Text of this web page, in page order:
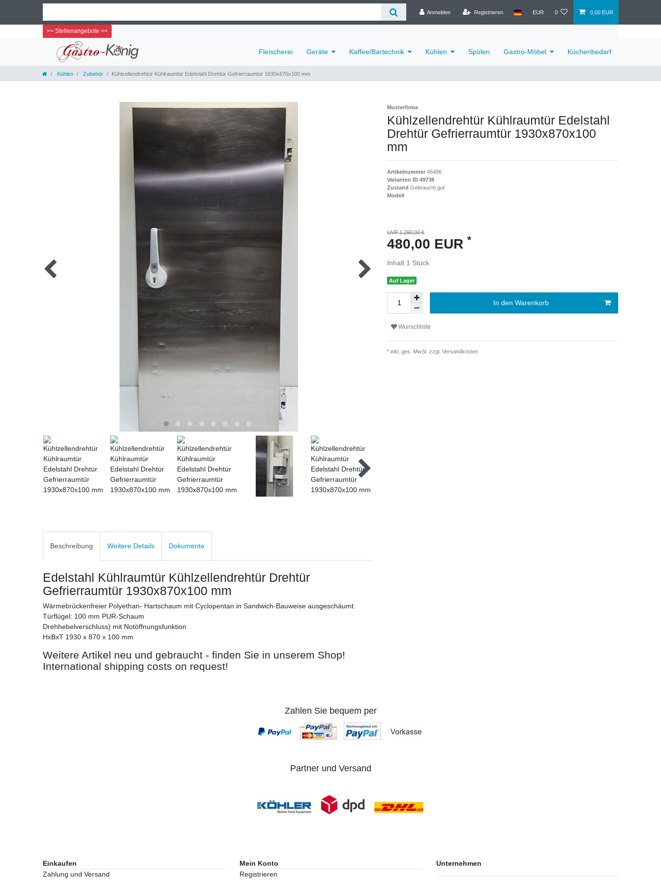
Anmelden Registrieren EUR 0 0,00 EUR
>> Stellenangebote <<
Fleischerei Geräte Kaffee/Bartechnik Kühlen Spülen Gastro-Möbel Küchenbedarf
Kühlen Zubehör Kühlzellendrehtür Kühlraumtür Edelstahl Drehtür Gefrierraumtür 1930x870x100 mm
Musterfirma
Kühlzellendrehtür Kühlraumtür Edelstahl
Drehtür Gefrierraumtür 1930x870x100
mm
Artikelnummer 46486
Varianten ID 49738
Zustand Gebraucht gut
Modell
UVP 1.290,00 €
480,00 EUR *
Inhalt 1 Stück
Auf Lager
In den Warenkorb
Wunschliste
* inkl. ges. MwSt. zzgl. Versandkosten
Beschreibung Weitere Details Dokumente
Edelstahl Kühlraumtür Kühlzellendrehtür Drehtür
Gefrierraumtür 1930x870x100 mm
Wärmebrückenfreier Polyethan- Hartschaum mit Cyclopentan in Sandwich-Bauweise ausgeschäumt.
Türflügel: 100 mm PUR-Schaum
Drehhebelverschluss) mit Notöffnungsfunktion
HxBxT 1930 x 870 x 100 mm
Weitere Artikel neu und gebraucht - finden Sie in unserem Shop!
International shipping costs on request!
Zahlen Sie bequem per
Partner und Versand
Einkaufen
Zahlung und Versand
Mein Konto
Registrieren
Unternehmen